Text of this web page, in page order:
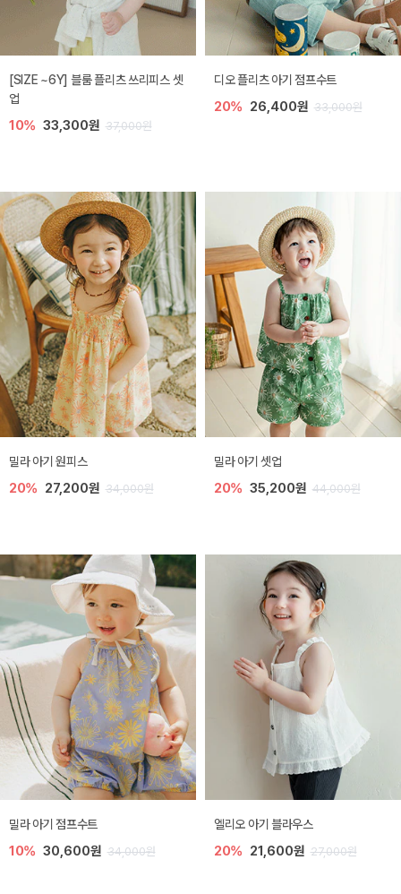
[SIZE ~6Y] 블룸 플리츠 쓰리피스 셋
업
10% 33,300원 37,000원
디오 플리츠 아기 점프수트
20% 26,400원 33,000원
밀라 아기 원피스
20% 27,200원 34,000원
밀라 아기 셋업
20% 35,200원 44,000원
밀라 아기 점프수트
10% 30,600원 34,000원
엘리오 아기 블라우스
20% 21,600원 27,000원